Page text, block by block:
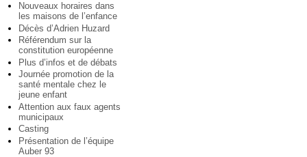
Nouveaux horaires dans
les maisons de l’enfance
Décès d’Adrien Huzard
Référendum sur la
constitution européenne
Plus d’infos et de débats
Journée promotion de la
santé mentale chez le
jeune enfant
Attention aux faux agents
municipaux
Casting
Présentation de l’équipe
Auber 93